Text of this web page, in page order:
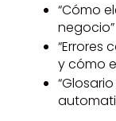
“Cómo
negocio”
“Errores
y cómo